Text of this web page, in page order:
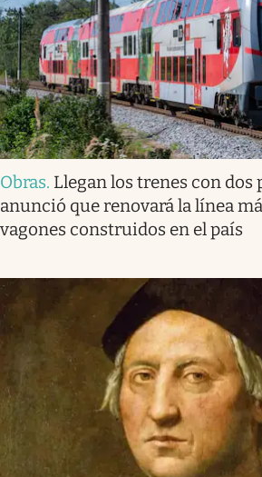
Obras. Llegan los trenes con dos
anunció que renovará la línea
vagones construidos en el país